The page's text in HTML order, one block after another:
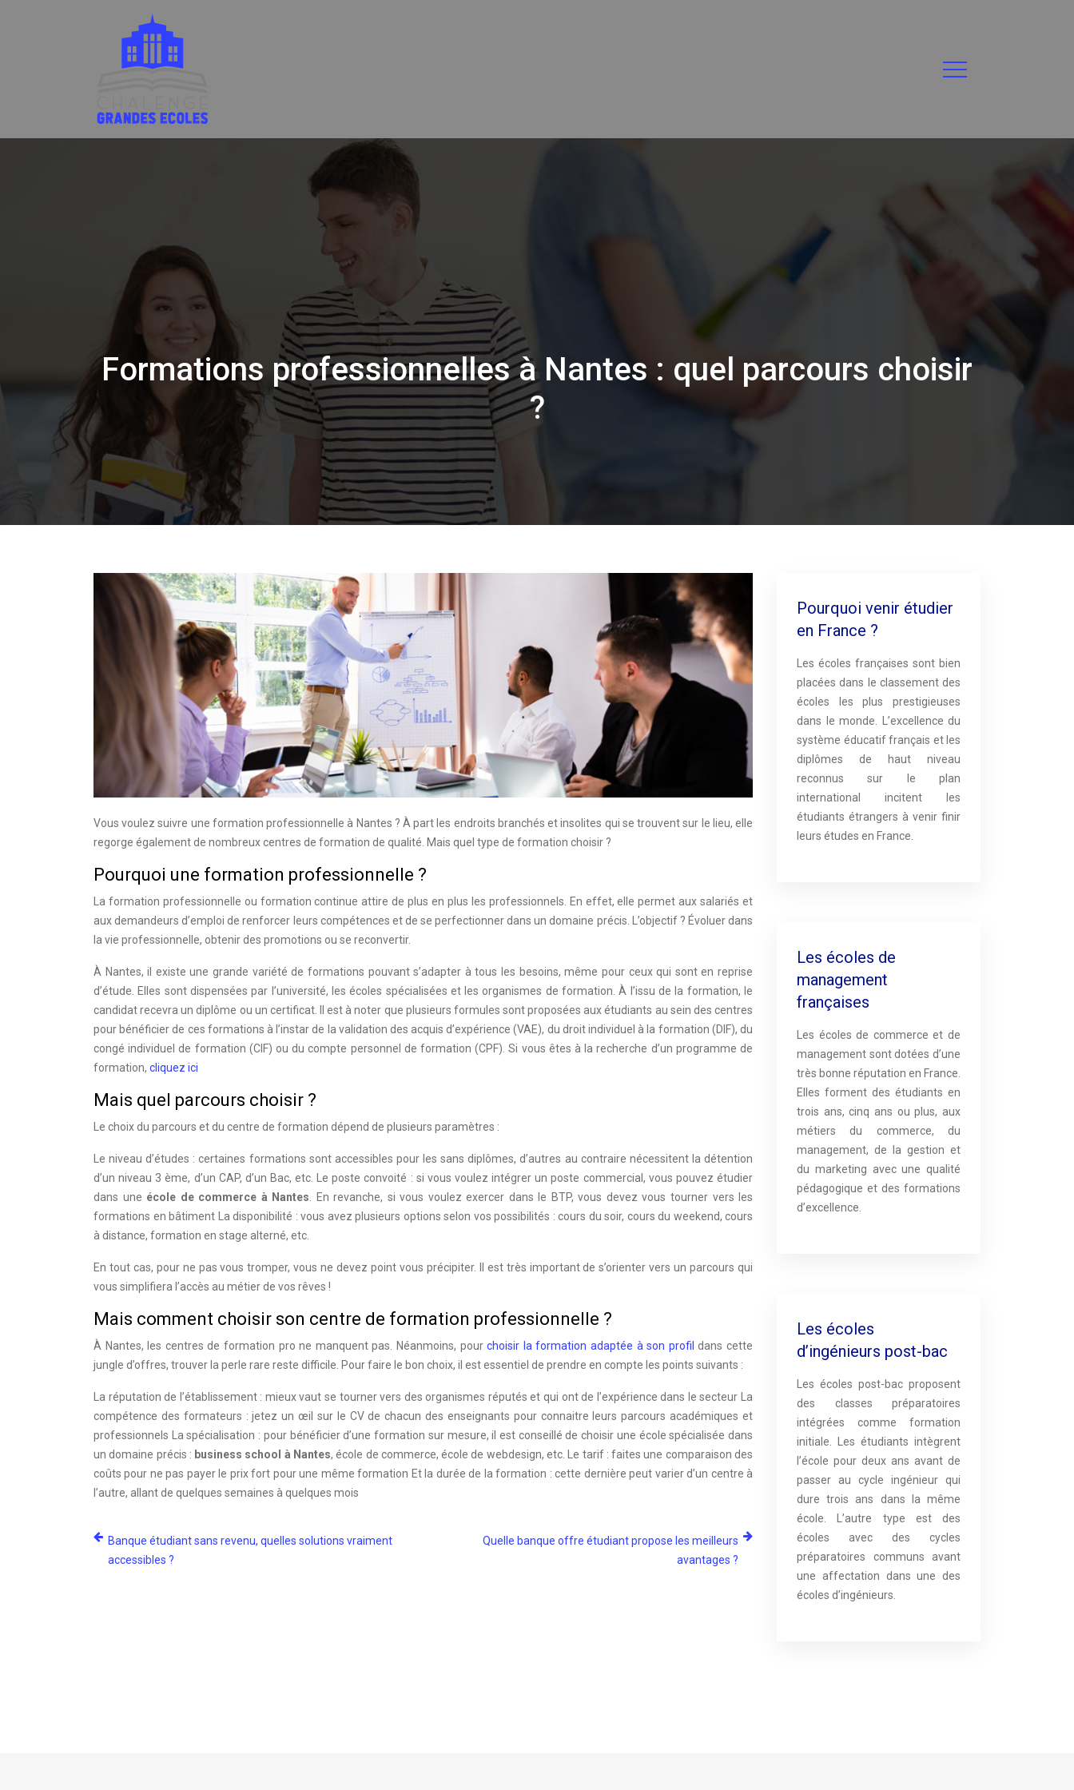
Formations professionnelles à Nantes : quel parcours choisir
?
Vous voulez suivre une formation professionnelle à Nantes ? À part les endroits branchés et insolites qui se trouvent sur le lieu, elle
regorge également de nombreux centres de formation de qualité. Mais quel type de formation choisir ?
Pourquoi une formation professionnelle ?
La formation professionnelle ou formation continue attire de plus en plus les professionnels. En effet, elle permet aux salariés et
aux demandeurs d’emploi de renforcer leurs compétences et de se perfectionner dans un domaine précis. L’objectif ? Évoluer dans
la vie professionnelle, obtenir des promotions ou se reconvertir.
À Nantes, il existe une grande variété de formations pouvant s’adapter à tous les besoins, même pour ceux qui sont en reprise
d’étude. Elles sont dispensées par l’université, les écoles spécialisées et les organismes de formation. À l’issu de la formation, le
candidat recevra un diplôme ou un certificat. Il est à noter que plusieurs formules sont proposées aux étudiants au sein des centres
pour bénéficier de ces formations à l’instar de la validation des acquis d’expérience (VAE), du droit individuel à la formation (DIF), du
congé individuel de formation (CIF) ou du compte personnel de formation (CPF). Si vous êtes à la recherche d’un programme de
formation, cliquez ici
Mais quel parcours choisir ?
Le choix du parcours et du centre de formation dépend de plusieurs paramètres :
Le niveau d’études : certaines formations sont accessibles pour les sans diplômes, d’autres au contraire nécessitent la détention
d’un niveau 3 ème, d’un CAP, d’un Bac, etc. Le poste convoité : si vous voulez intégrer un poste commercial, vous pouvez étudier
dans une école de commerce à Nantes. En revanche, si vous voulez exercer dans le BTP, vous devez vous tourner vers les
formations en bâtiment La disponibilité : vous avez plusieurs options selon vos possibilités : cours du soir, cours du weekend, cours
à distance, formation en stage alterné, etc.
En tout cas, pour ne pas vous tromper, vous ne devez point vous précipiter. Il est très important de s’orienter vers un parcours qui
vous simplifiera l’accès au métier de vos rêves !
Mais comment choisir son centre de formation professionnelle ?
À Nantes, les centres de formation pro ne manquent pas. Néanmoins, pourchoisir la formation adaptée à son profil dans cette
jungle d’offres, trouver la perle rare reste difficile. Pour faire le bon choix, il est essentiel de prendre en compte les points suivants :
La réputation de l’établissement : mieux vaut se tourner vers des organismes réputés et qui ont de l’expérience dans le secteur La
compétence des formateurs : jetez un œil sur le CV de chacun des enseignants pour connaitre leurs parcours académiques et
professionnels La spécialisation : pour bénéficier d’une formation sur mesure, il est conseillé de choisir une école spécialisée dans
un domaine précis : business school à Nantes, école de commerce, école de webdesign, etc. Le tarif : faites une comparaison des
coûts pour ne pas payer le prix fort pour une même formation Et la durée de la formation : cette dernière peut varier d’un centre à
l’autre, allant de quelques semaines à quelques mois
Banque étudiant sans revenu, quelles solutions vraiment
accessibles ?
Quelle banque offre étudiant propose les meilleurs
avantages ?
Pourquoi venir étudier
en France ?
Les écoles françaises sont bien
placées dans le classement des
écoles les plus prestigieuses
dans le monde. L’excellence du
système éducatif français et les
diplômes de haut niveau
reconnus sur le plan
international incitent les
étudiants étrangers à venir finir
leurs études en France.
Les écoles de
management
françaises
Les écoles de commerce et de
management sont dotées d’une
très bonne réputation en France.
Elles forment des étudiants en
trois ans, cinq ans ou plus, aux
métiers du commerce, du
management, de la gestion et
du marketing avec une qualité
pédagogique et des formations
d’excellence.
Les écoles
d’ingénieurs post-bac
Les écoles post-bac proposent
des classes préparatoires
intégrées comme formation
initiale. Les étudiants intègrent
l’école pour deux ans avant de
passer au cycle ingénieur qui
dure trois ans dans la même
école. L’autre type est des
écoles avec des cycles
préparatoires communs avant
une affectation dans une des
écoles d’ingénieurs.